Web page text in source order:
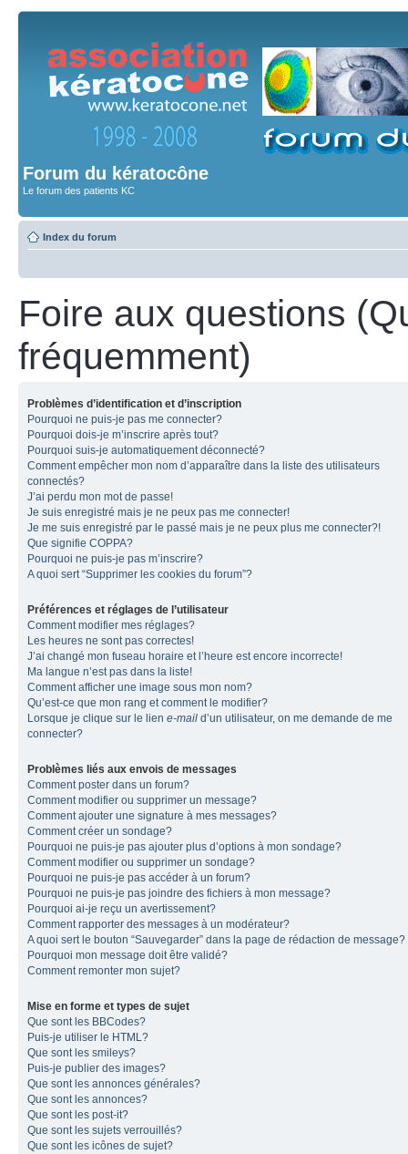
Forum du kératocône
Le forum des patients KC
Index du forum
Foire aux questions
fréquemment)
Problèmes d’identification et d’inscription
Pourquoi ne puis-je pas me connecter?
Pourquoi dois-je m’inscrire après tout?
Pourquoi suis-je automatiquement déconnecté?
Comment empêcher mon nom d’apparaître dans la liste des utilisateurs
connectés?
J’ai perdu mon mot de passe!
Je suis enregistré mais je ne peux pas me connecter!
Je me suis enregistré par le passé mais je ne peux plus me connecter?!
Que signifie COPPA?
Pourquoi ne puis-je pas m’inscrire?
A quoi sert “Supprimer les cookies du forum”?
Préférences et réglages de l’utilisateur
Comment modifier mes réglages?
Les heures ne sont pas correctes!
J’ai changé mon fuseau horaire et l’heure est encore incorrecte!
Ma langue n’est pas dans la liste!
Comment afficher une image sous mon nom?
Qu’est-ce que mon rang et comment le modifier?
Lorsque je clique sur le lien e-mail d’un utilisateur, on me demande de me
connecter?
Problèmes liés aux envois de messages
Comment poster dans un forum?
Comment modifier ou supprimer un message?
Comment ajouter une signature à mes messages?
Comment créer un sondage?
Pourquoi ne puis-je pas ajouter plus d’options à mon sondage?
Comment modifier ou supprimer un sondage?
Pourquoi ne puis-je pas accéder à un forum?
Pourquoi ne puis-je pas joindre des fichiers à mon message?
Pourquoi ai-je reçu un avertissement?
Comment rapporter des messages à un modérateur?
A quoi sert le bouton “Sauvegarder” dans la page de rédaction de message?
Pourquoi mon message doit être validé?
Comment remonter mon sujet?
Mise en forme et types de sujet
Que sont les BBCodes?
Puis-je utiliser le HTML?
Que sont les smileys?
Puis-je publier des images?
Que sont les annonces générales?
Que sont les annonces?
Que sont les post-it?
Que sont les sujets verrouillés?
Que sont les icônes de sujet?